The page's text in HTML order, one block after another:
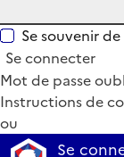
Se souvenir
Se connecter
Mot de passe
Instructions de
ou
Se